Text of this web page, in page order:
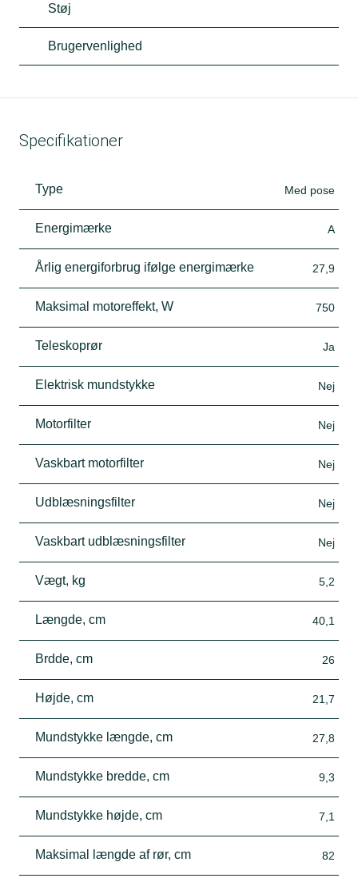
Støj
Brugervenlighed
Specifikationer
Type Med pose
Energimærke A
Årlig energiforbrug ifølge energimærke 27,9
Maksimal motoreffekt, W 750
Teleskoprør Ja
Elektrisk mundstykke Nej
Motorfilter Nej
Vaskbart motorfilter Nej
Udblæsningsfilter Nej
Vaskbart udblæsningsfilter Nej
Vægt, kg 5,2
Længde, cm 40,1
Brdde, cm 26
Højde, cm 21,7
Mundstykke længde, cm 27,8
Mundstykke bredde, cm 9,3
Mundstykke højde, cm 7,1
Maksimal længde af rør, cm 82